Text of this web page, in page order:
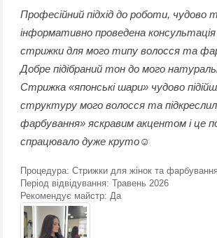
Професійний підхід до роботи, чудово
інформативно проведена
стрижки для мого типу волосся та
Добре підібраний тон до мого
Стрижка «японські шари» чудово
структуру мого волосся та
фарбування» яскравим акцентом і це
спрацювало дуже круто☺️
Процедура: Стрижки для жінок та фарбування
Період відвідування: Травень 2026
Рекомендує майстр: Да